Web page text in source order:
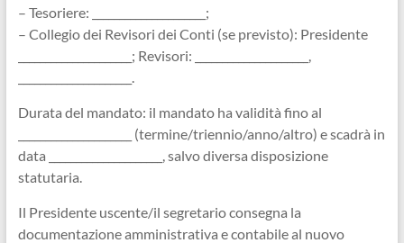
– Tesoriere: _____________________;
– Collegio dei Revisori dei Conti (se previsto): Presidente
_____________________; Revisori: _____________________,
_____________________.
Durata del mandato: il mandato ha validità fino al
_____________________ (termine/triennio/anno/altro) e scadrà in
data _____________________, salvo diversa disposizione
statutaria.
Il Presidente uscente/il segretario consegna la
documentazione amministrativa e contabile al nuovo